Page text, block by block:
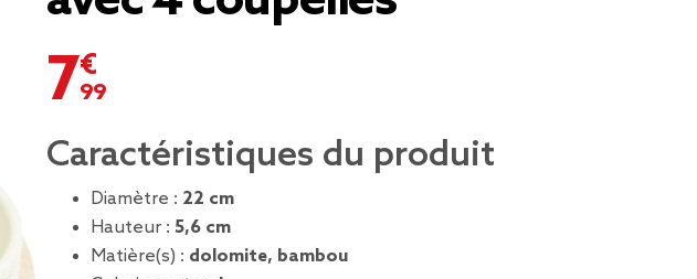
7,99 €
Caractéristiques du produit
Diamètre : 22 cm
Hauteur : 5,6 cm
Matière(s) : dolomite, bambou